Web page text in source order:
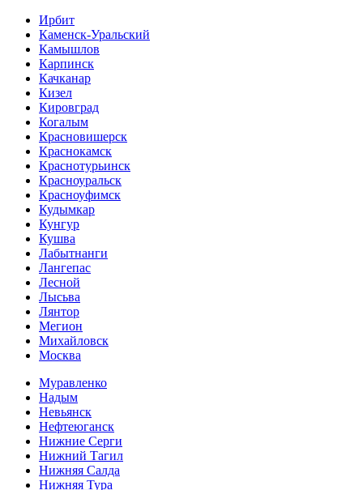
Ирбит
Каменск-Уральский
Камышлов
Карпинск
Качканар
Кизел
Кировград
Когалым
Красновишерск
Краснокамск
Краснотурьинск
Красноуральск
Красноуфимск
Кудымкар
Кунгур
Кушва
Лабытнанги
Лангепас
Лесной
Лысьва
Лянтор
Мегион
Михайловск
Москва
Муравленко
Надым
Невьянск
Нефтеюганск
Нижние Серги
Нижний Тагил
Нижняя Салда
Нижняя Тура